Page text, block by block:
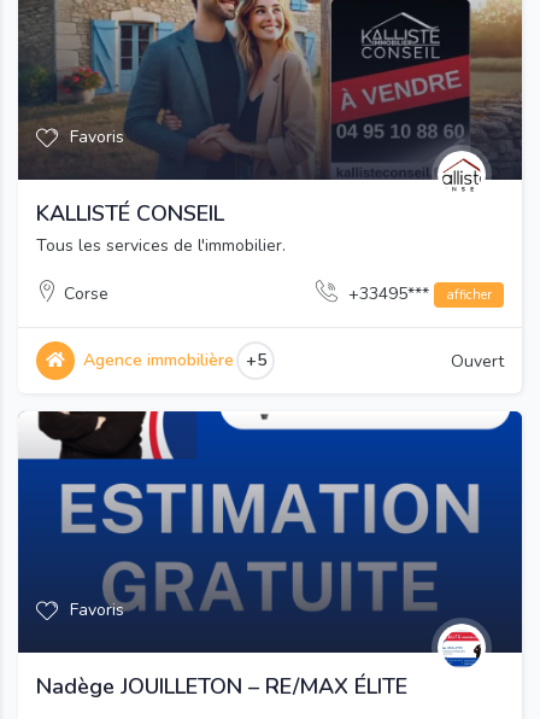
Favoris
KALLISTÉ CONSEIL
Tous les services de l'immobilier.
Corse +33495*** afficher
Agence immobilière +5 Ouvert
Favoris
Nadège JOUILLETON – RE/MAX ÉLITE